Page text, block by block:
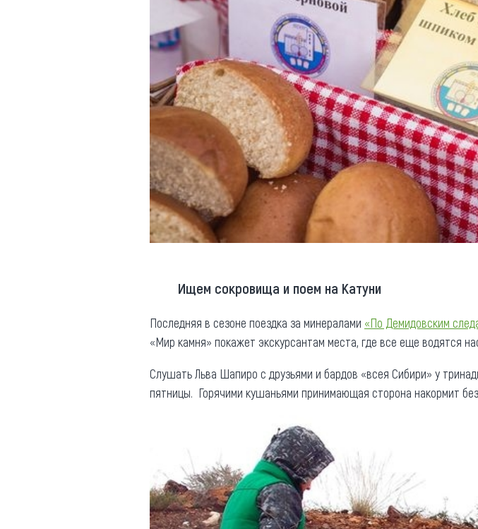
Ищем сокровища и поем на Катуни
Последняя в сезоне поездка за минералами «По Демидовским
«Мир камня» покажет экскурсантам места, где все еще водятся
Слушать Льва Шапиро с друзьями и бардов «всея Сибири» у
пятницы. Горячими кушаньями принимающая сторона накормит